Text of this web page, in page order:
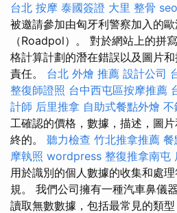
台北 按摩 泰國簽證 大里 整骨
被邀請參加由匈牙利警察加入的
（Roadpol）。 對於網站上的拼
格計算計劃的潛在錯誤以及圖片
責任。 台北 外燴 推薦 設計公司
整復師證照 台中西屯區按摩推薦
計師 后里推拿 自助式餐點外燴 不
工確認的價格，數據，描述，圖
終的。 聽力檢查 竹北推拿推薦 餐
摩執照 wordpress 整復推拿南屯
用於識別的個人數據的收集和處
規。 我們公司擁有一種汽車鼻儀
讀取無數數據，包括最常見的類型